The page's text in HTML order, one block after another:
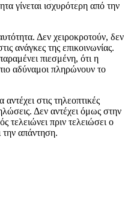
γίνεται ισχυρότερη από την
Δεν χειροκροτούν, δεν
ανάγκες της επικοινωνίας.
πιεσμένη, ότι η
πιο αδύναμοι πληρώνουν το
στις τηλεοπτικές
Δεν αντέχει όμως στην
τελειώνει πριν τελειώσει ο
την απάντηση.